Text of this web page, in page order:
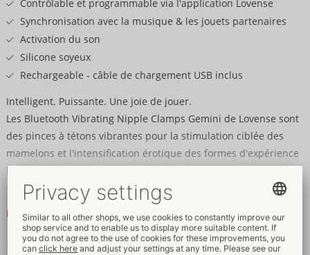
Contrôlable et programmable via l'application Lovense
Synchronisation avec la musique & les jouets partenaires
Activation du son
Silicone soyeux
Rechargeable - câble de chargement USB inclus
Intelligent. Puissante. Une joie de jouer.
Les Bluetooth Vibrating Nipple Clamps Gemini de Lovense sont
des pinces à tétons vibrantes pour la stimulation ciblée des
mamelons et l'intensification érotique des formes d'expérience
les plus diverses. Elles allient un design ergonomique et une
technologie innovante à une flexibilité maximale. La pression
réglable permet un maintien optimal ainsi qu'une stimulation
variable - adaptée aux différents goûts et sensibilités. Le
silicone doux et soyeux des pinces assure un confort agréable,
Lire la suite
Données et propriétés